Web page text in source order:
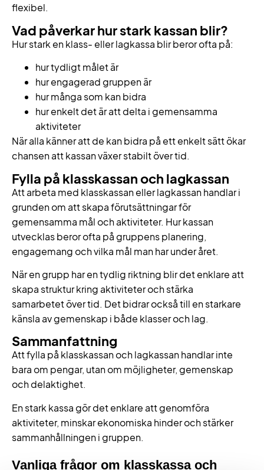
flexibel.
Vad påverkar hur stark kassan blir?
Hur stark en klass- eller lagkassa blir beror ofta på:
hur tydligt målet är
hur engagerad gruppen är
hur många som kan bidra
hur enkelt det är att delta i gemensamma
aktiviteter
När alla känner att de kan bidra på ett enkelt sätt ökar
chansen att kassan växer stabilt över tid.
Fylla på klasskassan och lagkassan
Att arbeta med klasskassan eller lagkassan handlar i
grunden om att skapa förutsättningar för
gemensamma mål och aktiviteter. Hur kassan
utvecklas beror ofta på gruppens planering,
engagemang och vilka mål man har under året.
När en grupp har en tydlig riktning blir det enklare att
skapa struktur kring aktiviteter och stärka
samarbetet över tid. Det bidrar också till en starkare
känsla av gemenskap i både klasser och lag.
Sammanfattning
Att fylla på klasskassan och lagkassan handlar inte
bara om pengar, utan om möjligheter, gemenskap
och delaktighet.
En stark kassa gör det enklare att genomföra
aktiviteter, minskar ekonomiska hinder och stärker
sammanhållningen i gruppen.
Vanliga frågor om klasskassa och